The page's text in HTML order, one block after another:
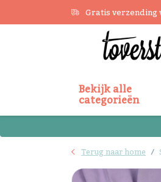
Gratis verzending
Bekijk alle
categorieën
Terug naar home